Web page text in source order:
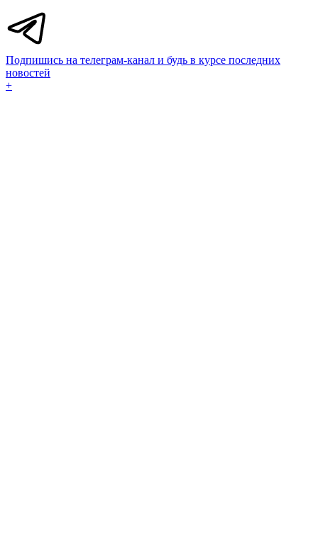
Подпишись на телеграм-канал и будь в курсе последних
новостей
+